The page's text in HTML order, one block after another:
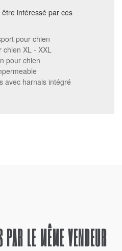
intéressé par ces
pour chien
XL - XXL
pour chien
avec harnais intégré
LE MÊME VENDEUR